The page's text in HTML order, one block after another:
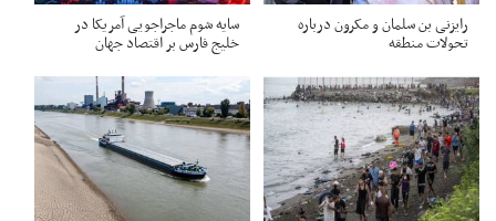
رایزنی بن سلمان و مکرون درباره
تحولات منطقه
سایه شوم ماجراجویی آمریکا در
خلیج فارس بر اقتصاد جهان